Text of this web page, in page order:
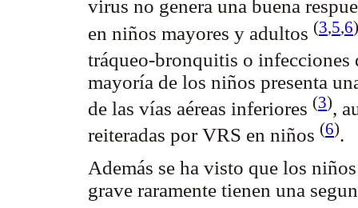
virus no genera una buena
en niños mayores y adultos (3 5 6)
tráqueo-bronquitis o
mayoría de los niños presenta
de las vías aéreas inferiores (3),
reiteradas por VRS en niños (6).
Además se ha visto que los
grave raramente tienen una